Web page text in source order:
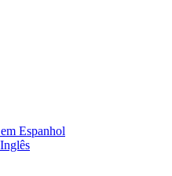
Espanhol